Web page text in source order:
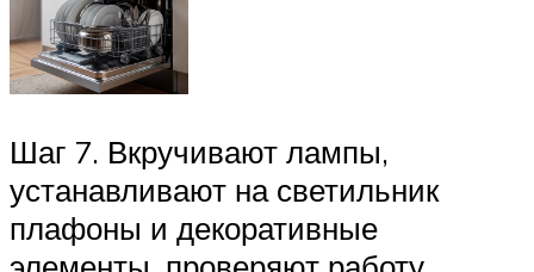
Шаг 7. Вкручивают лампы,
устанавливают на светильник
плафоны и декоративные